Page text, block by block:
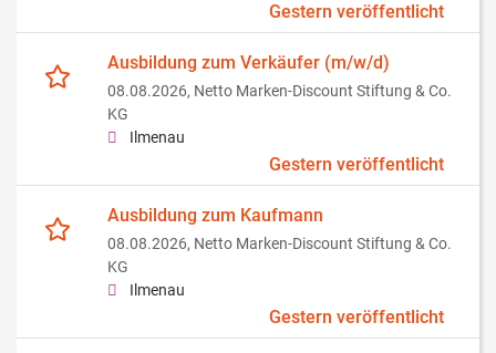
Gestern veröffentlicht
Ausbildung zum Verkäufer (m/w/d)
08.08.2026, Netto Marken-Discount Stiftung & Co.
KG
Ilmenau
Gestern veröffentlicht
Ausbildung zum Kaufmann
08.08.2026, Netto Marken-Discount Stiftung & Co.
KG
Ilmenau
Gestern veröffentlicht